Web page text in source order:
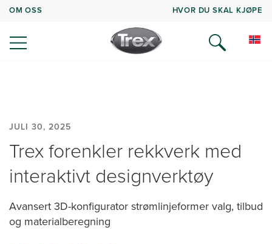
OM OSS HVOR DU SKAL KJØPE
JULI 30, 2025
Trex forenkler rekkverk med
interaktivt designverktøy
Avansert 3D-konfigurator strømlinjeformer valg, tilbud
og materialberegning